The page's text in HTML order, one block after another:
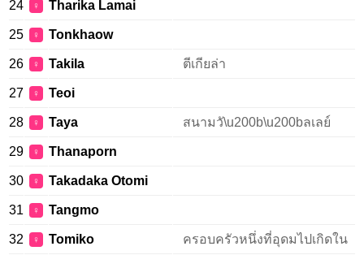
24 ♀ Tharika Lamai
25 ♀ Tonkhaow
26 ♀ Takila ตีเกียล่า
27 ♀ Teoi
28 ♀ Taya สนามวั\u200b\u200bลเลย์
29 ♀ Thanaporn
30 ♀ Takadaka Otomi
31 ♀ Tangmo
32 ♀ Tomiko ครอบครัวหนึ่งที่อุดมไปเกิดใน